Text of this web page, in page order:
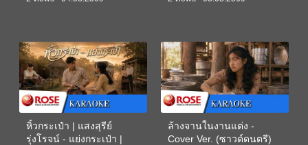
หิ้วกระเป๋า | แสงสุรีย์
รุ่งโรจน์ - แย่งกระเป๋า |
ล้างจานในงานแต่ง -
Cover Ver. (ซาวด์ดนตรี)